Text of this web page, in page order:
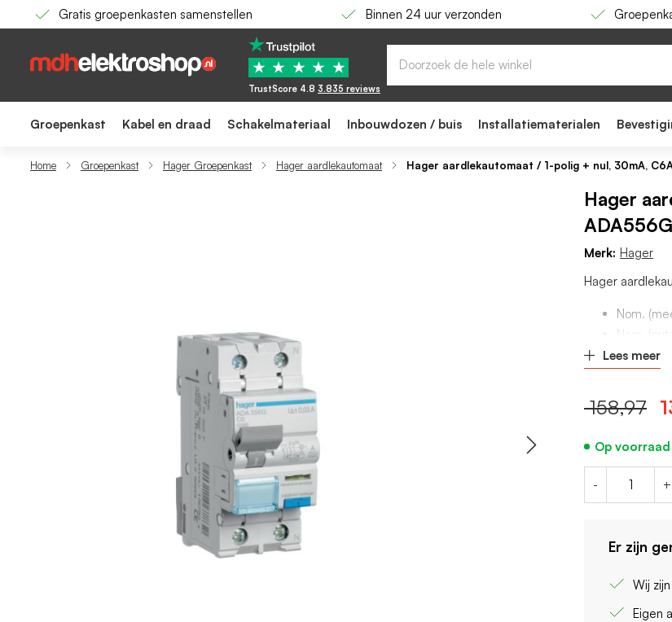
Gratis groepenkasten samenstellen Binnen 24 uur verzonden
★ ★ ★ ★ ★
TrustScore 4.8 3.835 reviews
Groepenkast Kabel en draad Schakelmateriaal Inbouwdozen / buis Installatiematerialen
Home Groepenkast Hager Groepenkast Hager aardlekautomaat Hager aardlekautomaat / 1-polig + nul, 30mA,
Hager
ADA556G
158,97
Hager aardlekautomaat / 1-polig + nul, 30mA, C6A / ADA556G
- +
Merk: Hager
Er zijn
Wij
Eigen
Op voorraad
Hager
Nom.
Nom.
Lees meer